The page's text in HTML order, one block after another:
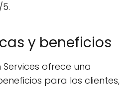
y beneficios
Services ofrece una
para los clientes,